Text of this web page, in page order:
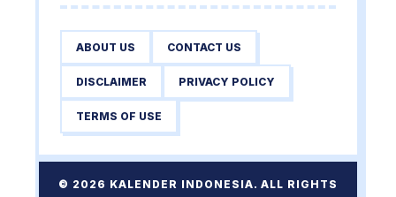
ABOUT US CONTACT US
DISCLAIMER PRIVACY POLICY
TERMS OF USE
© 2026 KALENDER INDONESIA. ALL RIGHTS